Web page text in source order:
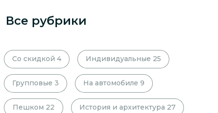
Все рубрики
Со скидкой 4 Индивидуальные 25
Групповые 3 На автомобиле 9
Пешком 22 История и архитектура 27